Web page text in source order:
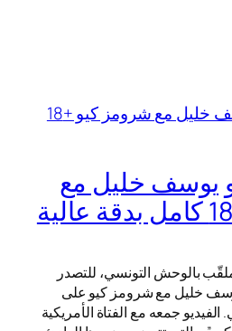
يوسف خليل مع
بالوحش التونسي، للتصدر
يوسف خليل مع شرومز كيو على
جمعه مع الفتاة الأمريكية